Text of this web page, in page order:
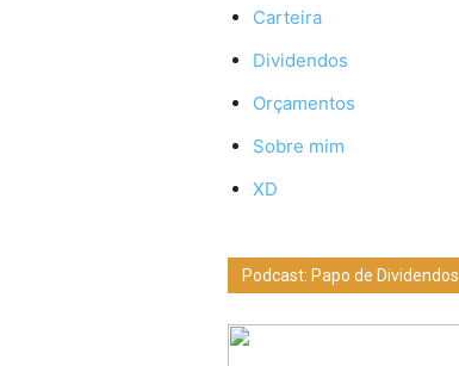
Carteira
Dividendos
Orçamentos
Sobre mim
XD
Podcast: Papo de Dividendos